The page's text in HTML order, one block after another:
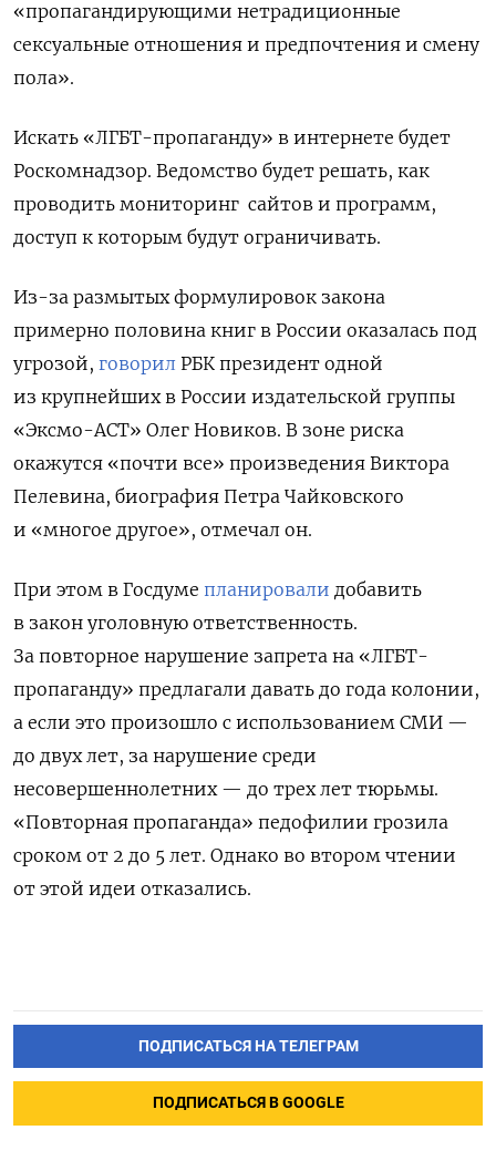
«пропагандирующими нетрадиционные
сексуальные отношения и предпочтения и смену
пола».
Искать «ЛГБТ-пропаганду» в интернете будет
Роскомнадзор. Ведомство будет решать, как
проводить мониторинг сайтов и программ,
доступ к которым будут ограничивать.
Из-за размытых формулировок закона
примерно половина книг в России оказалась под
угрозой, говорил РБК президент одной
из крупнейших в России издательской группы
«Эксмо-АСТ» Олег Новиков. В зоне риска
окажутся «почти все» произведения Виктора
Пелевина, биография Петра Чайковского
и «многое другое», отмечал он.
При этом в Госдуме планировали добавить
в закон уголовную ответственность.
За повторное нарушение запрета на «ЛГБТ-
пропаганду» предлагали давать до года колонии,
а если это произошло с использованием СМИ —
до двух лет, за нарушение среди
несовершеннолетних — до трех лет тюрьмы.
«Повторная пропаганда» педофилии грозила
сроком от 2 до 5 лет. Однако во втором чтении
от этой идеи отказались.
ПОДПИСАТЬСЯ НА ТЕЛЕГРАМ
ПОДПИСАТЬСЯ В GOOGLE